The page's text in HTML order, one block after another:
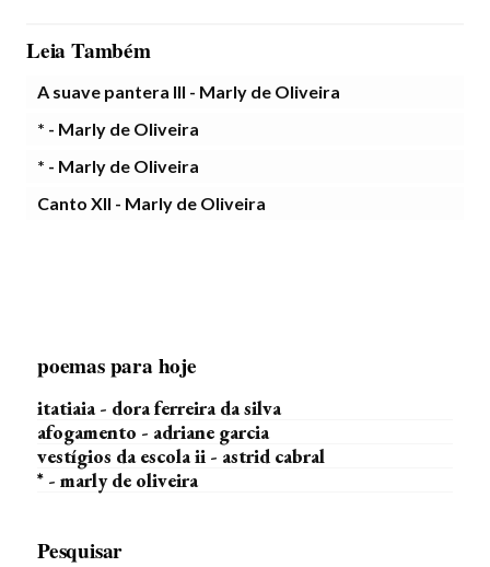
Leia Também
A suave pantera III - Marly de Oliveira
* - Marly de Oliveira
* - Marly de Oliveira
Canto XII - Marly de Oliveira
poemas para hoje
itatiaia - dora ferreira da silva
afogamento - adriane garcia
vestígios da escola ii - astrid cabral
* - marly de oliveira
Pesquisar